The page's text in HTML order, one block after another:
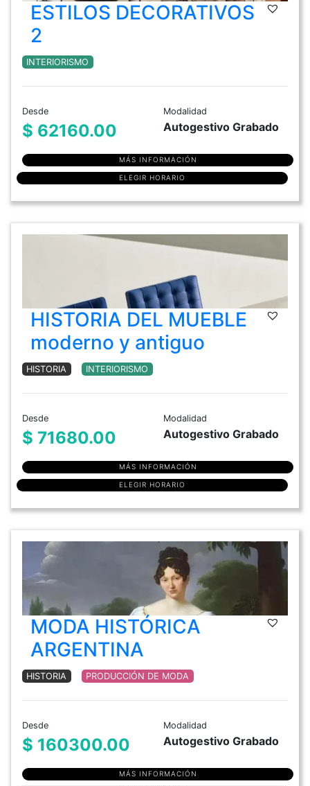
ESTILOS DECORATIVOS
2
INTERIORISMO
Desde
$ 62160.00
Modalidad
Autogestivo Grabado
MÁS INFORMACIÓN
ELEGIR HORARIO
HISTORIA DEL MUEBLE
moderno y antiguo
HISTORIA INTERIORISMO
Desde
$ 71680.00
Modalidad
Autogestivo Grabado
MÁS INFORMACIÓN
ELEGIR HORARIO
MODA HISTÓRICA
ARGENTINA
HISTORIA PRODUCCIÓN DE MODA
Desde
$ 160300.00
Modalidad
Autogestivo Grabado
MÁS INFORMACIÓN